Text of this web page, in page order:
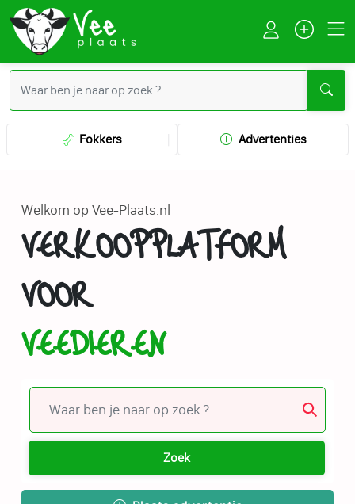
Fokkers Advertenties
Welkom op Vee-Plaats.nl
VERKOOPPLATFORM
VOOR
VEEDIEREN
Zoek